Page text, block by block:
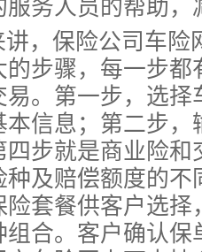
务人员的帮助，
，保险公司车险
步骤，每一步
。第一步，选
信息；第二步
步就是商业险
种及赔偿额度的
套餐供客户选
合。客户确认